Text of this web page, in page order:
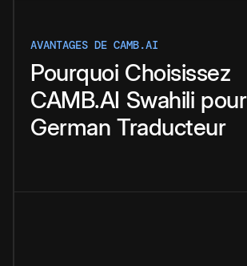
AVANTAGES DE CAMB.AI
Pourquoi Choisissez
CAMB.AI Swahili pour
German Traducteur